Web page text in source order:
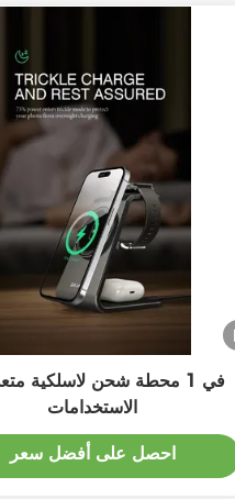
الاستخدامات
احصل على أفضل سعر